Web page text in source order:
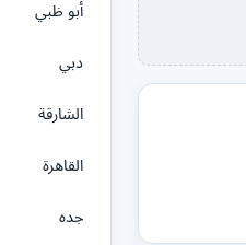
أبو ظبي
دبي
الشارقة
القاهرة
جده